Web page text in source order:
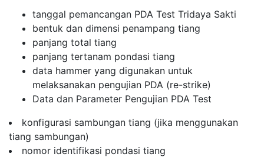
tanggal pemancangan PDA Test Tridaya Sakti
bentuk dan dimensi penampang tiang
panjang total tiang
panjang tertanam pondasi tiang
data hammer yang digunakan untuk
melaksanakan pengujian PDA (re-strike)
Data dan Parameter Pengujian PDA Test
konfigurasi sambungan tiang (jika menggunakan
tiang sambungan)
nomor identifikasi pondasi tiang